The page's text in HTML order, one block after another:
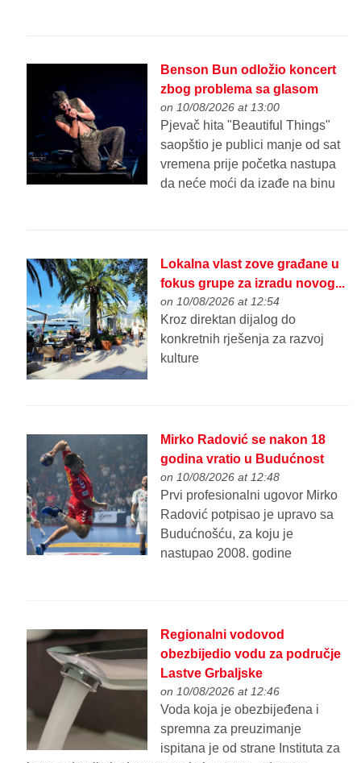
Benson Bun odložio koncert
zbog problema sa glasom
on 10/08/2026 at 13:00
Pjevač hita "Beautiful Things"
saopštio je publici manje od sat
vremena prije početka nastupa
da neće moći da izađe na binu
Lokalna vlast zove građane u
fokus grupe za izradu novog...
on 10/08/2026 at 12:54
Kroz direktan dijalog do
konkretnih rješenja za razvoj
kulture
Mirko Radović se nakon 18
godina vratio u Budućnost
on 10/08/2026 at 12:48
Prvi profesionalni ugovor Mirko
Radović potpisao je upravo sa
Budućnošću, za koju je
nastupao 2008. godine
Regionalni vodovod
obezbijedio vodu za područje
Lastve Grbaljske
on 10/08/2026 at 12:46
Voda koja je obezbijeđena i
spremna za preuzimanje
ispitana je od strane Instituta za